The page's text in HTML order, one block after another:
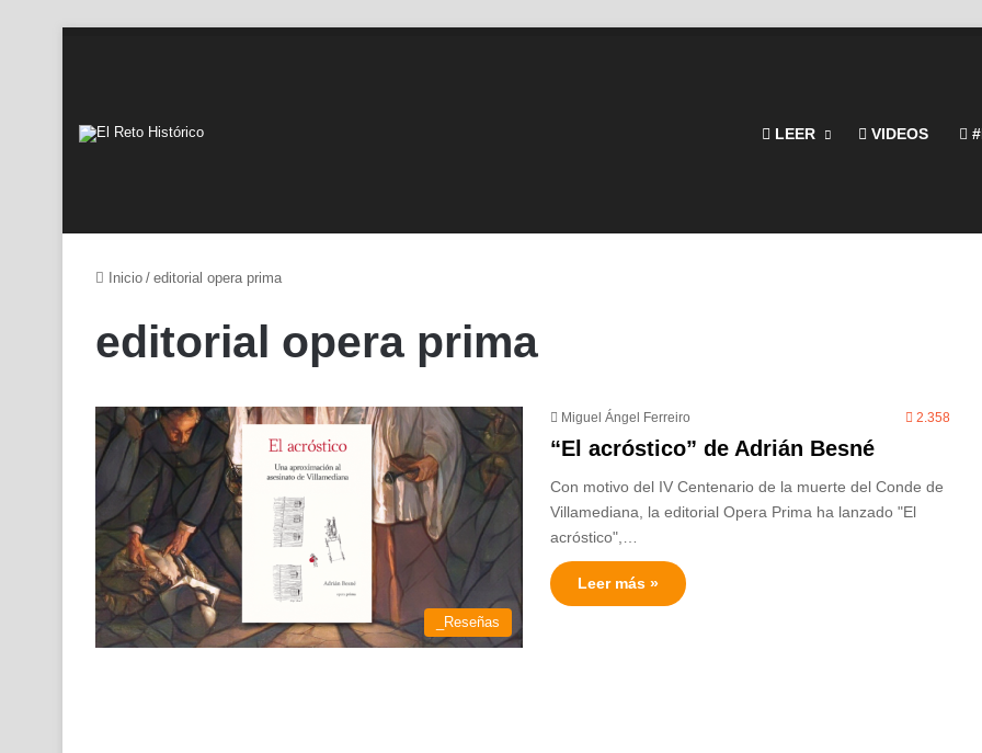
LEER VIDEOS
Inicio / editorial opera prima
editorial opera prima
_Reseñas
Miguel Ángel Ferreiro 2.358
“El acróstico” de Adrián Besné
Con motivo del IV Centenario de la muerte del Conde de
Villamediana, la editorial Opera Prima ha lanzado "El
acróstico",…
Leer más »